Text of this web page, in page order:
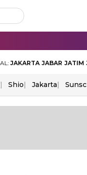
JAKARTA JABAR JATIM
Shio Jakarta